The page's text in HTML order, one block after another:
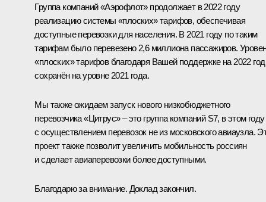
Группа компаний «Аэрофлот» продолжает в 2022 году
реализацию системы «плоских» тарифов, обеспечивая
доступные перевозки для населения. В 2021 году по таким
тарифам было перевезено 2,6 миллиона пассажиров.
«плоских» тарифов благодаря Вашей поддержке на 2022 год
сохранён на уровне 2021 года.
Мы также ожидаем запуск нового низкобюджетного
перевозчика «Цитрус» – это группа компаний S7, в этом году
с осуществлением перевозок не из московского авиаузла.
проект также позволит увеличить мобильность россиян
и сделает авиаперевозки более доступными.
Благодарю за внимание. Доклад закончил.